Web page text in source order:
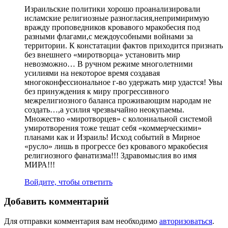
Израильские политики хорошо проанализировали
исламские религиозные разногласия,непримиримую
вражду проповедников кровавого мракобесия под
разными флагами,с междоусобными войнами за
территории. К констатации фактов приходится признать
без внешнего «миротворца» установить мир
невозможно… В ручном режиме многолетними
усилиями на некоторое время создавая
многоконфессиональное г-во удержать мир удастся! Увы
без принуждения к миру прогрессивного
межрелигиозного баланса проживающим народам не
создать…,а усилия чрезвычайно неокупаемы.
Множество «миротворцев» с колониальной системой
умиротворения тоже тешат себя «коммерческими»
планами как и Израиль! Исход событий в Мирное
«русло» лишь в прогрессе без кровавого мракобесия
религиозного фанатизма!!! Здравомыслия во имя
МИРА!!!
Войдите, чтобы ответить
Добавить комментарий
Для отправки комментария вам необходимо авторизоваться.